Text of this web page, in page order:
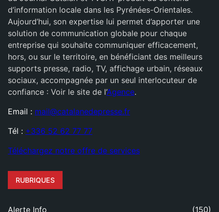
d’information locale dans les Pyrénées-Orientales.
Aujourd’hui, son expertise lui permet d’apporter une
solution de communication globale pour chaque
entreprise qui souhaite communiquer efficacement,
hors, ou sur le territoire, en bénéficiant des meilleurs
supports presse, radio, TV, affichage urbain, réseaux
sociaux, accompagnée par un seul interlocuteur de
confiance : Voir le site de l’Agence.
Email : mail@catalanedepresse.fr
Tél : +336 52 62 77 77
Téléchargez notre offre de services
RUBRIQUES
Alerte Info (150)